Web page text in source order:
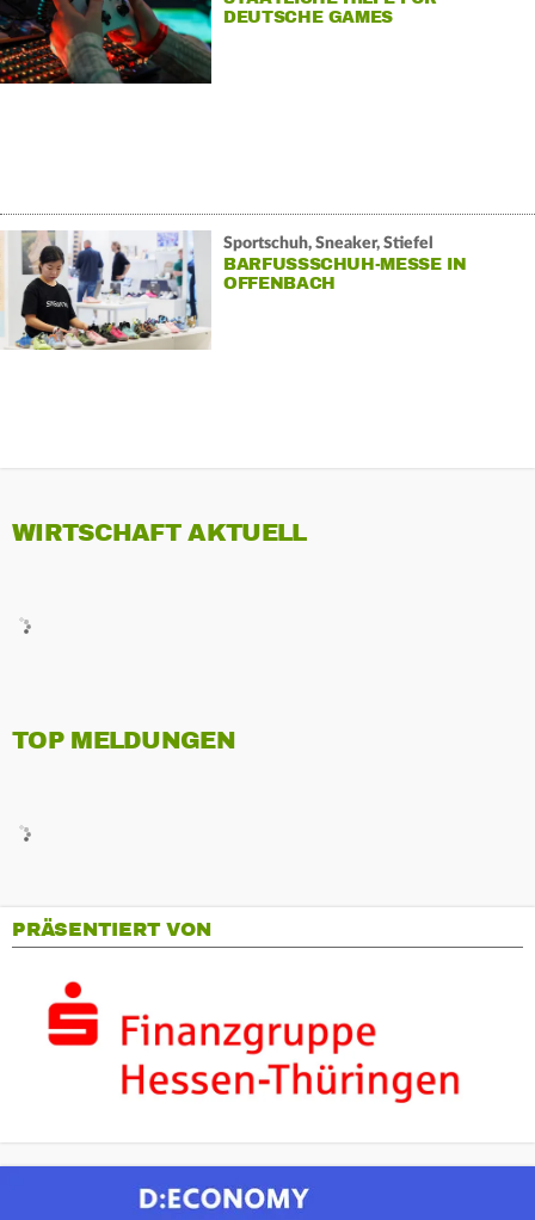
DEUTSCHE GAMES
Sportschuh, Sneaker, Stiefel
BARFUSSSCHUH-MESSE IN O
FFENBACH
WIRTSCHAFT AKTUELL
TOP MELDUNGEN
PRÄSENTIERT VON